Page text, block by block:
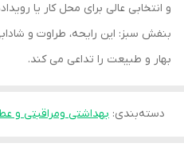
و انتخابی عالی برای محل کار یا
بنفش سبز: این رایحه، طراوت و
بهار و طبیعت را تداعی می کند.
دسته‌بندی: بهداشتی ومراقبتی و